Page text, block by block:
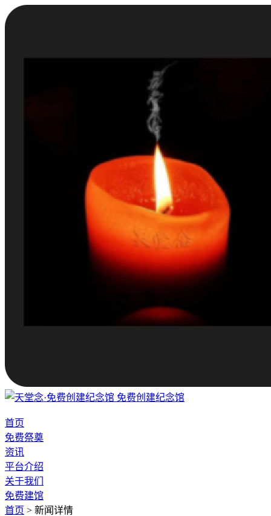
免费创建纪念馆
首页
免费祭奠
资讯
平台介绍
关于我们
免费建馆
首页 > 新闻详情